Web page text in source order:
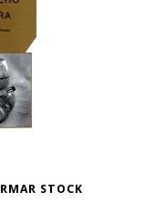
STOCK